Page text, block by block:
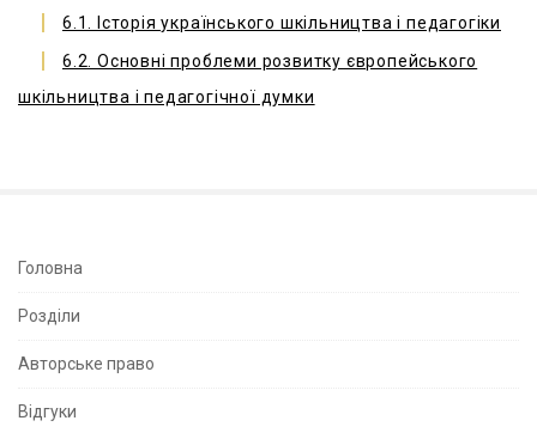
6.1. Історія українського шкільництва і педагогіки
6.2. Основні проблеми розвитку європейського
шкільництва і педагогічної думки
S
e
S
Головна
Розділи
Авторське право
Відгуки